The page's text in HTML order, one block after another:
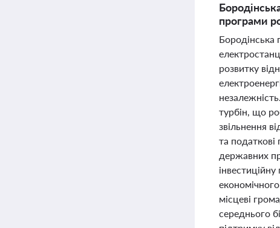
програми
Бородінська
розвитку
турбін, що
звільнення
та податкові
державних
місцеві
середнього